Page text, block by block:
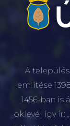
A
említése
1456-ban is
oklevél így ír: